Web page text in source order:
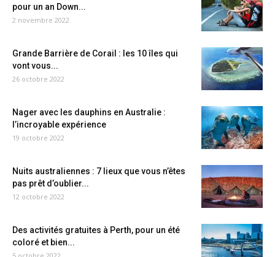
pour un an Down...
2 novembre 2022
Grande Barrière de Corail : les 10 îles qui
vont vous...
26 octobre 2022
Nager avec les dauphins en Australie :
l’incroyable expérience
19 octobre 2022
Nuits australiennes : 7 lieux que vous n’êtes
pas prêt d’oublier...
12 octobre 2022
Des activités gratuites à Perth, pour un été
coloré et bien...